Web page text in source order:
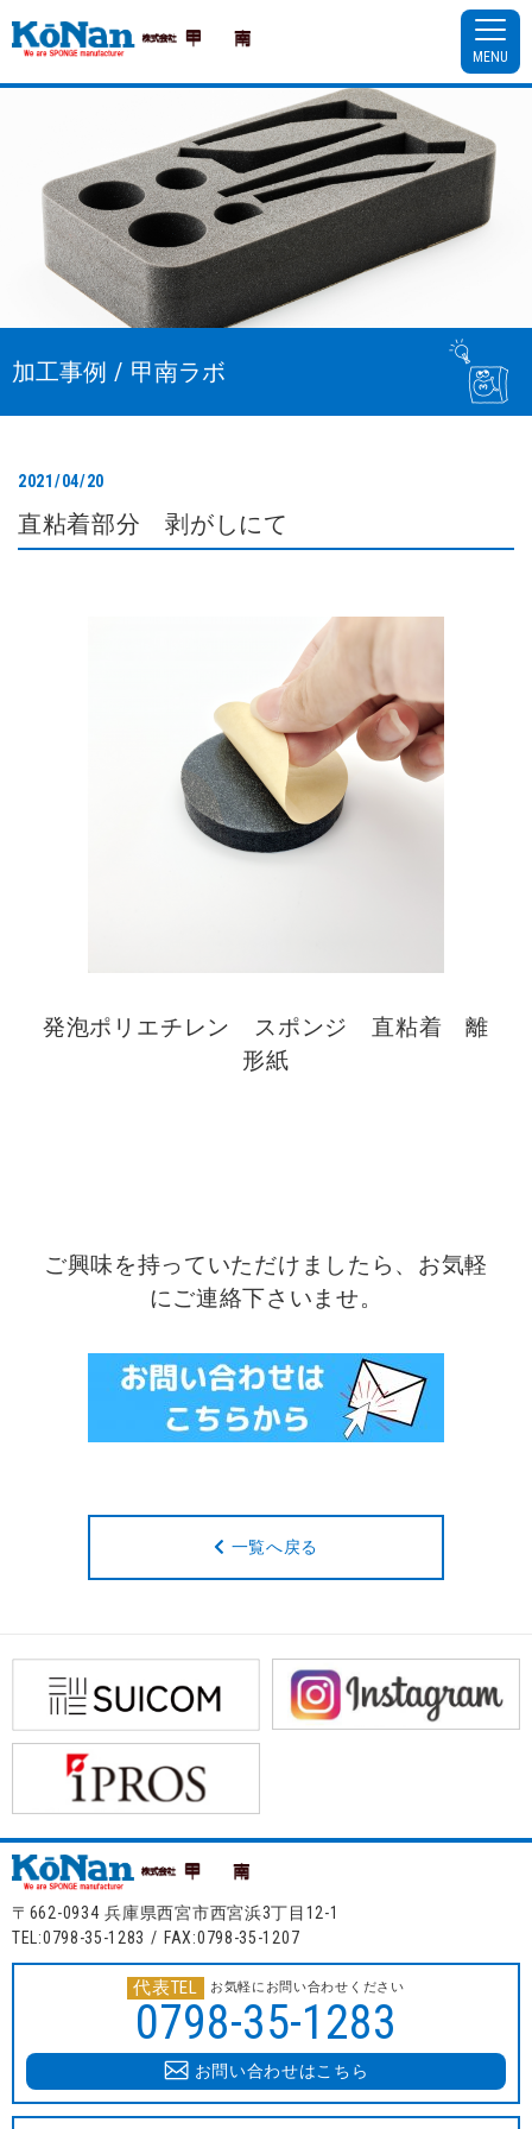
MENU
加工事例 / 甲南ラボ
2021/04/20
直粘着部分 剥がしにて
発泡ポリエチレン スポンジ 直粘着 離
形紙
ご興味を持っていただけましたら、お気軽
にご連絡下さいませ。
一覧へ戻る
〒662-0934 兵庫県西宮市西宮浜3丁目12-1
TEL:0798-35-1283 / FAX:0798-35-1207
代表TEL お気軽にお問い合わせください
0798-35-1283
お問い合わせはこちら